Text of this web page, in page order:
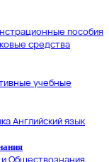
пособия
средства
учебные
Английский язык
Обществознания